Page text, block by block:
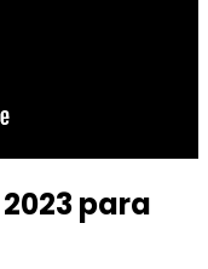
para